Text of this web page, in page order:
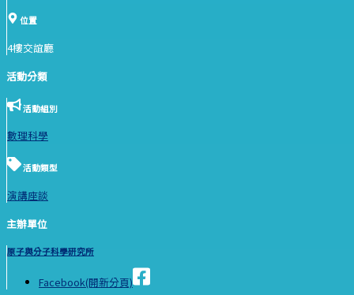
位置
4樓交誼廳
活動分類
活動組別
數理科學
活動類型
演講座談
主辦單位
原子與分子科學研究所
Facebook(開新分頁)